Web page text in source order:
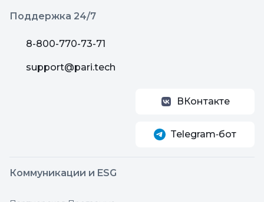
Поддержка 24/7
8-800-770-73-71
support@pari.tech
ВКонтакте
Telegram‑бот
Коммуникации и ESG